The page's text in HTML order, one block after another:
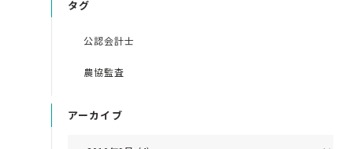
タグ
公認会計士
農協監査
アーカイブ